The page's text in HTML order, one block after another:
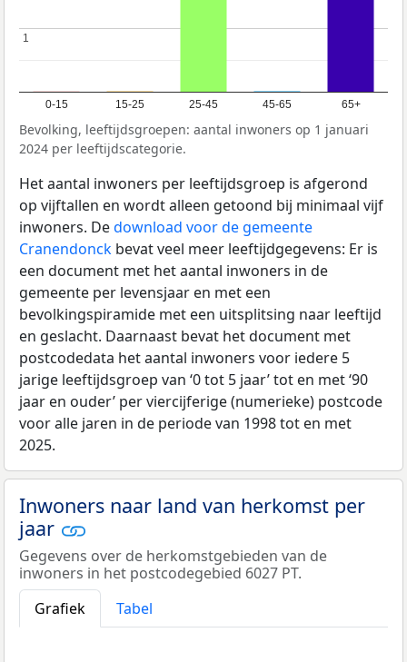
0-15 15-25 25-45 45-65 65+
11
Bevolking, leeftijdsgroepen: aantal inwoners op 1 januari
2024 per leeftijdscategorie.
Het aantal inwoners per leeftijdsgroep is afgerond
op vijftallen en wordt alleen getoond bij minimaal vijf
inwoners. Dedownload voor de gemeente
Cranendonck bevat veel meer leeftijdgegevens: Er is
een document met het aantal inwoners in de
gemeente per levensjaar en met een
bevolkingspiramide met een uitsplitsing naar leeftijd
en geslacht. Daarnaast bevat het document met
postcodedata het aantal inwoners voor iedere 5
jarige leeftijdsgroep van ‘0 tot 5 jaar’ tot en met ‘90
jaar en ouder’ per viercijferige (numerieke) postcode
voor alle jaren in de periode van 1998 tot en met
2025.
Inwoners naar land van herkomst per
jaar
Gegevens over de herkomstgebieden van de
inwoners in het postcodegebied 6027 PT.
Grafiek
Tabel